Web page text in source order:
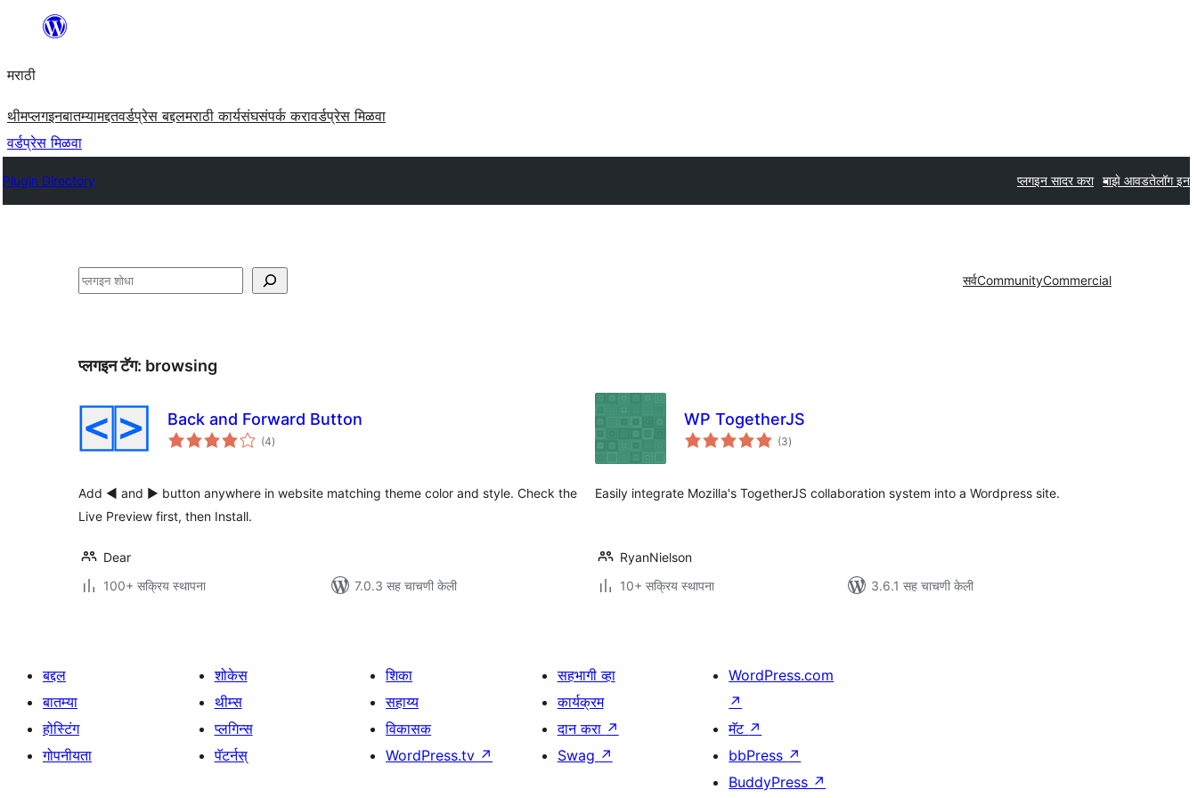
सामुग्रीवर
मराठी
थीमप्लगइनबातम्यामद्दतवर्डप्रेस बद्दलमराठी कार्यसंघसंपर्क करावर्डप्रेस मिळवा
वर्डप्रेस मिळवा
Plugin Directory प्लगइन सादर करा माझे आवडतेलॉग इन
शोधा सर्वCommunityCommercial
प्लगइन टॅग: browsing
Back and Forward Button
(4एकूण
मूल्यांकन
)
Add ◄ and ► button anywhere in website matching theme color and style. Check the
Live Preview first, then Install.
Dear
100+ सक्रिय स्थापना
7.0.3 सह चाचणी केली
WP TogetherJS
(3एकूण
मूल्यांकन
)
Easily integrate Mozilla's TogetherJS collaboration system into a Wordpress site.
RyanNielson
10+ सक्रिय स्थापना
3.6.1 सह चाचणी केली
बद्दल
बातम्या
होस्टिंग
गोपनीयता
शोकेस
थीम्स
प्लगिन्स
पॅटर्नस्
शिका
सहाय्य
विकासक
WordPress.tv ↗
सहभागी व्हा
कार्यक्रम
दान करा ↗
Swag ↗
WordPress.com
↗
मॅट ↗
bbPress ↗
BuddyPress ↗